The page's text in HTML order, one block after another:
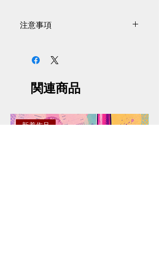
注意事項
掲載情報から0.5〜1cmの誤差があ
る場合がございます。
ジや色味が異なる場合がございま
す。予めご了承ください。
く変更する場合がございます。予
めご了承ください。
関連商品
新着作品